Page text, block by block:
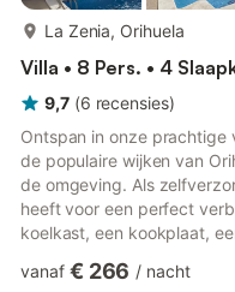
La Zenia, Orihuela
Villa • 8 Pers. • 4
9,7 (6 recensies)
Ontspan in onze prachtige
de populaire wijken van
de omgeving. Als
heeft voor een perfect
koelkast, een kookplaat,
ontspannen en biedt een
vanaf € 266 / nacht